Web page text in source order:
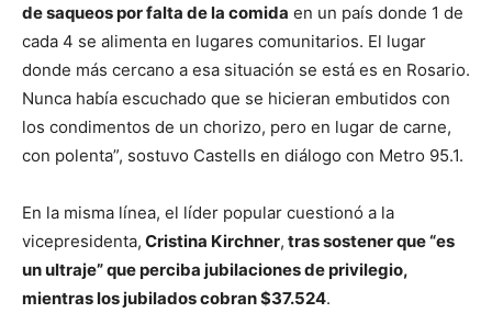
de saqueos por falta de la comida en un país donde 1 de
cada 4 se alimenta en lugares comunitarios. El lugar
donde más cercano a esa situación se está es en Rosario.
Nunca había escuchado que se hicieran embutidos con
los condimentos de un chorizo, pero en lugar de carne,
con polenta”, sostuvo Castells en diálogo con Metro 95.1.
En la misma línea, el líder popular cuestionó a la
vicepresidenta, Cristina Kirchner, tras sostener que “es
un ultraje” que perciba jubilaciones de privilegio,
mientras los jubilados cobran $37.524.